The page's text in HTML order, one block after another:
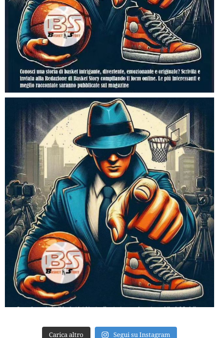
Carica altro Segui su Instagram